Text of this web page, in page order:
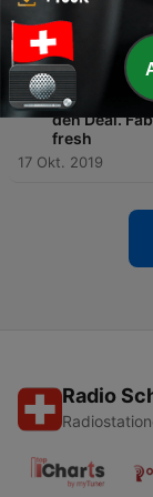
So
sprechen
28 Okt. 2019
13 - «Die Höhle
den Deal.
fresh
17 Okt. 2019
Radio